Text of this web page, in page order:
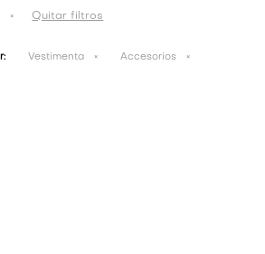
Quitar filtros
Vestimenta Accesorios